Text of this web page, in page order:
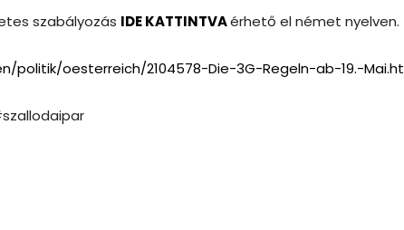
szabályozás IDE KATTINTVAérhető el német nyelven.
politik/oesterreich/2104578-Die-3G-Regeln-ab-19.-